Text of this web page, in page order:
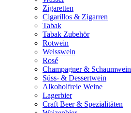
Zigaretten
Cigarillos & Zigarren
Tabak
Tabak Zubehör
Rotwein
Weisswein
Rosé
Champagner & Schaumwein
Süss- & Dessertwein
Alkoholfreie Weine
Lagerbier
Craft Beer & Spezialitäten